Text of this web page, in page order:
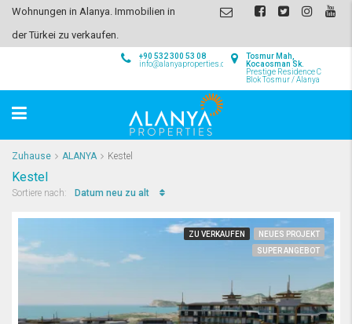
Wohnungen in Alanya. Immobilien in
der Türkei zu verkaufen.
Tosmur Mah,
Kocaosman Sk.
Prestige Residence C
Blok Tosmur / Alanya
+90 532 300 53 08
info@alanyaproperties.com
Zuhause ALANYA Kestel
Kestel
Sortiere nach: Datum neu zu alt
ZU VERKAUFEN
NEUES PROJEKT
SUPER ANGEBOT